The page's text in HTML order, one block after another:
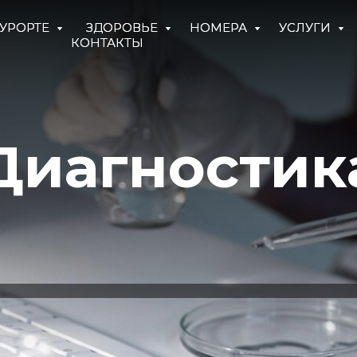
ЗДОРОВЬЕ НОМЕРА
УСЛУГИ
КОНТАКТЫ
ЗДОРОВЬЕ НОМЕРА
УСЛУГИ
КОНТАКТЫ